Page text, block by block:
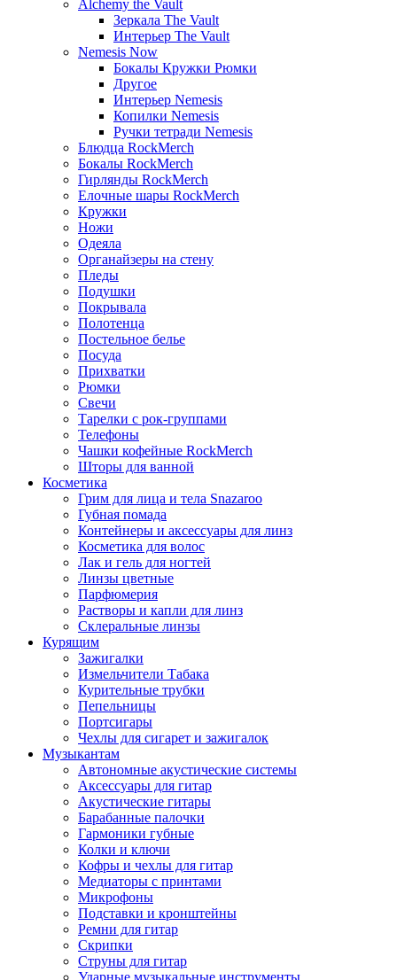
Alchemy the Vault
Зеркала The Vault
Интерьер The Vault
Nemesis Now
Бокалы Кружки Рюмки
Другое
Интерьер Nemesis
Копилки Nemesis
Ручки тетради Nemesis
Блюдца RockMerch
Бокалы RockMerch
Гирлянды RockMerch
Елочные шары RockMerch
Кружки
Ножи
Одеяла
Органайзеры на стену
Пледы
Подушки
Покрывала
Полотенца
Постельное белье
Посуда
Прихватки
Рюмки
Свечи
Тарелки с рок-группами
Телефоны
Чашки кофейные RockMerch
Шторы для ванной
Косметика
Грим для лица и тела Snazaroo
Губная помада
Контейнеры и аксессуары для линз
Косметика для волос
Лак и гель для ногтей
Линзы цветные
Парфюмерия
Растворы и капли для линз
Склеральные линзы
Курящим
Зажигалки
Измельчители Табака
Курительные трубки
Пепельницы
Портсигары
Чехлы для сигарет и зажигалок
Музыкантам
Автономные акустические системы
Аксессуары для гитар
Акустические гитары
Барабанные палочки
Гармоники губные
Колки и ключи
Кофры и чехлы для гитар
Медиаторы с принтами
Микрофоны
Подставки и кронштейны
Ремни для гитар
Скрипки
Струны для гитар
Ударные музыкальные инструменты